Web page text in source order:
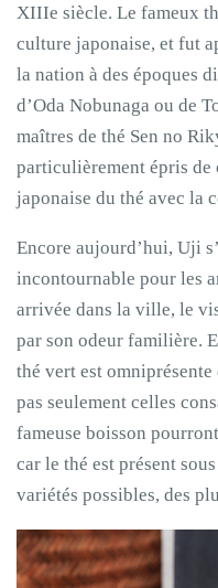
XIIIe siècle. Le fameux
culture japonaise, et fut
la nation à des époques
d’Oda Nobunaga ou de
maîtres de thé Sen no
particulièrement épris
japonaise du thé avec la
Encore aujourd’hui, Uji
incontournable pour les
arrivée dans la ville, le
par son odeur familière.
thé vert est
pas seulement celles
fameuse boisson
car le thé est présent
variétés possibles, des